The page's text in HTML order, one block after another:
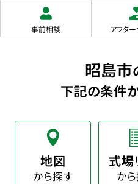
事前相談 アフタ
昭島市
下記の条件
地図
から探す
式場
か